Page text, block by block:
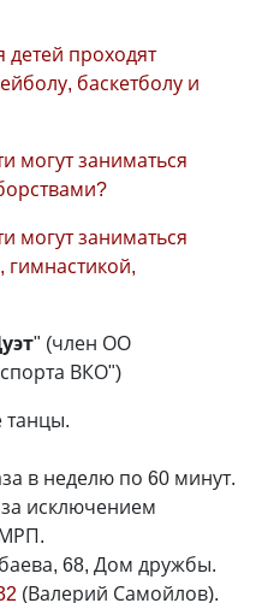
детей проходят
баскетболу и
могут заниматься
могут заниматься
гимнастикой,
" (член ОО
ВКО")
танцы.
в неделю по 60 минут.
исключением
68, Дом дружбы.
(Валерий Самойлов).